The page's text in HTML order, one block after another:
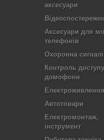
аксесуари
Аксесуари для
телефонів
Охоронна
Контроль
домофони
Електроживлення
Автотовари
Електромонтаж,
інструмент